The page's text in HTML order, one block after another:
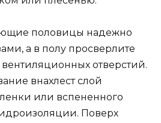
половицы надежно
а в полу просверлите
отверстий.
внахлест слой
или вспененного
Поверх